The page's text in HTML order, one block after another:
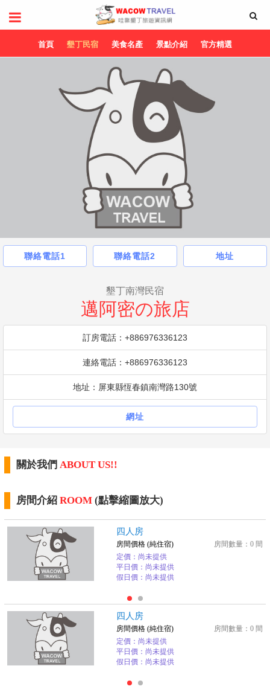
首頁 墾丁民宿 美食名產 景點介紹 官方精選
聯絡電話1 聯絡電話2 地址
墾丁南灣民宿
邁阿密の旅店
訂房電話：+886976336123
連絡電話：+886976336123
地址：屏東縣恆春鎮南灣路130號
網址
關於我們 ABOUT US!!
房間介紹 ROOM (點擊縮圖放大)
四人房
房間數量：0 間
房間價格 (純住宿)
定價：尚未提供
平日價：尚未提供
假日價：尚未提供
四人房
房間數量：0 間
房間價格 (純住宿)
定價：尚未提供
平日價：尚未提供
假日價：尚未提供